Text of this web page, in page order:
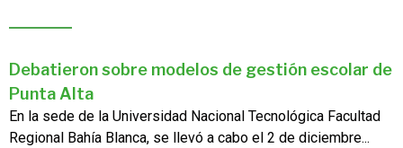
Debatieron sobre modelos de gestión escolar de
Punta Alta
En la sede de la Universidad Nacional Tecnológica Facultad
Regional Bahía Blanca, se llevó a cabo el 2 de diciembre...